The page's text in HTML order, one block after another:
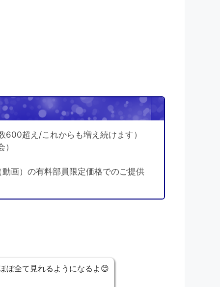
超え/これからも増え続けます）
画）の有料部員限定価格でのご提供
ぼ全て見れるようになるよ😊